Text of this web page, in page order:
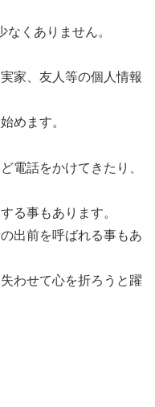
くありません。
家、友人等の個人情報
めます。
電話をかけてきたり、
る事もあります。
出前を呼ばれる事もあ
わせて心を折ろうと躍